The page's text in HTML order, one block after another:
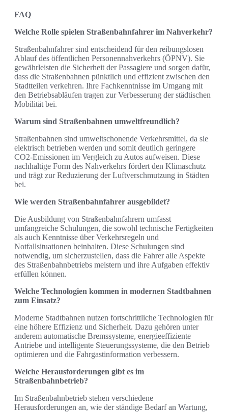
FAQ
Welche Rolle spielen Straßenbahnfahrer im Nahverkehr?
Straßenbahnfahrer sind entscheidend für den reibungslosen
Ablauf des öffentlichen Personennahverkehrs (ÖPNV). Sie
gewährleisten die Sicherheit der Passagiere und sorgen dafür,
dass die Straßenbahnen pünktlich und effizient zwischen den
Stadtteilen verkehren. Ihre Fachkenntnisse im Umgang mit
den Betriebsabläufen tragen zur Verbesserung der städtischen
Mobilität bei.
Warum sind Straßenbahnen umweltfreundlich?
Straßenbahnen sind umweltschonende Verkehrsmittel, da sie
elektrisch betrieben werden und somit deutlich geringere
CO2-Emissionen im Vergleich zu Autos aufweisen. Diese
nachhaltige Form des Nahverkehrs fördert den Klimaschutz
und trägt zur Reduzierung der Luftverschmutzung in Städten
bei.
Wie werden Straßenbahnfahrer ausgebildet?
Die Ausbildung von Straßenbahnfahrern umfasst
umfangreiche Schulungen, die sowohl technische Fertigkeiten
als auch Kenntnisse über Verkehrsregeln und
Notfallsituationen beinhalten. Diese Schulungen sind
notwendig, um sicherzustellen, dass die Fahrer alle Aspekte
des Straßenbahnbetriebs meistern und ihre Aufgaben effektiv
erfüllen können.
Welche Technologien kommen in modernen Stadtbahnen
zum Einsatz?
Moderne Stadtbahnen nutzen fortschrittliche Technologien für
eine höhere Effizienz und Sicherheit. Dazu gehören unter
anderem automatische Bremssysteme, energieeffiziente
Antriebe und intelligente Steuerungssysteme, die den Betrieb
optimieren und die Fahrgastinformation verbessern.
Welche Herausforderungen gibt es im
Straßenbahnbetrieb?
Im Straßenbahnbetrieb stehen verschiedene
Herausforderungen an, wie der ständige Bedarf an Wartung,